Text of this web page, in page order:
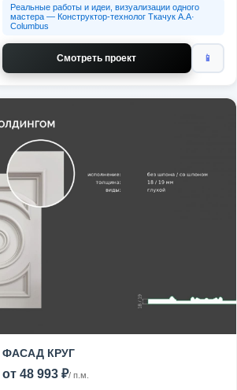
Реальные работы и идеи, визуализации одного
мастера — Конструктор-технолог Ткачук А.А·
Columbus
Смотреть проект 📱
ФАСАД КРУГ
от 48 993 ₽/ п.м.